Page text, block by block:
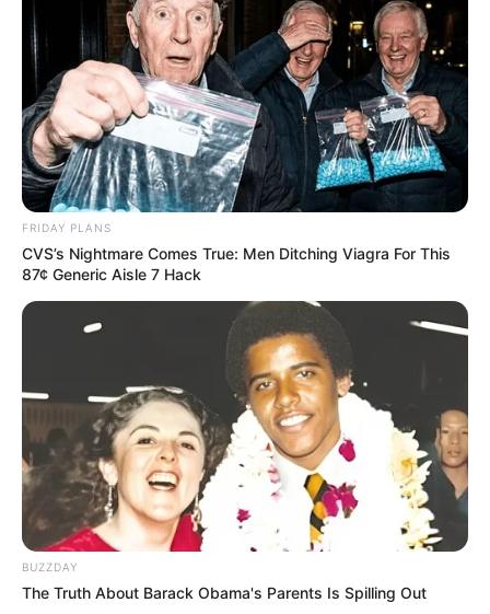
FNARAS em Brasília: Senado pode
promulgar PEC 14 em semana de
mobilização.
Presidente Kennedy (ES) abre processo
seletivo para Agentes de Saúde e de
Combate às Endemias.
PEC 14: o que acontece com quinquênio,
triênio e sexta-parte na aposentadoria?
DESTAQUES DO MÊS
Prefeitura realiza a maior entrega de
motocicletas aos Agentes de Saúde da
história...
Agente de Saúde é indiciada por falsificar
visitas que nunca aconteceram.
FRIDAY PLANS
CVS’s Nightmare Comes True: Men Ditching Viagra For This
87¢ Generic Aisle 7 Hack
BUZZDAY
The Truth About Barack Obama's Parents Is Spilling Out